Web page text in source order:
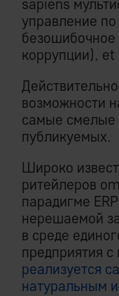
sapiens
управление
безошибочное
коррупции),
возможности
самые смелые
публикуемых.
Широко
ритейлеров
парадигме
нерешаемой
в среде
предприятия
реализуется
натуральным